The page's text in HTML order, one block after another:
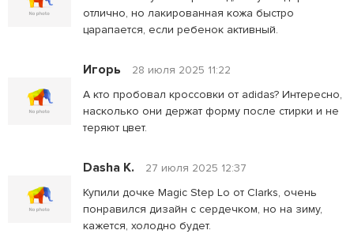
отлично, но лакированная кожа быстро
царапается, если ребенок активный.
Игорь
28 июля 2025 11:22
А кто пробовал кроссовки от adidas? Интересно,
насколько они держат форму после стирки и не
теряют цвет.
Dasha K.
27 июля 2025 12:37
Купили дочке Magic Step Lo от Clarks, очень
понравился дизайн с сердечком, но на зиму,
кажется, холодно будет.